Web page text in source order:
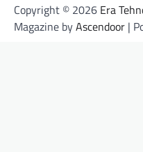
Copyright © 2026 Era
Magazine byAscendoor |